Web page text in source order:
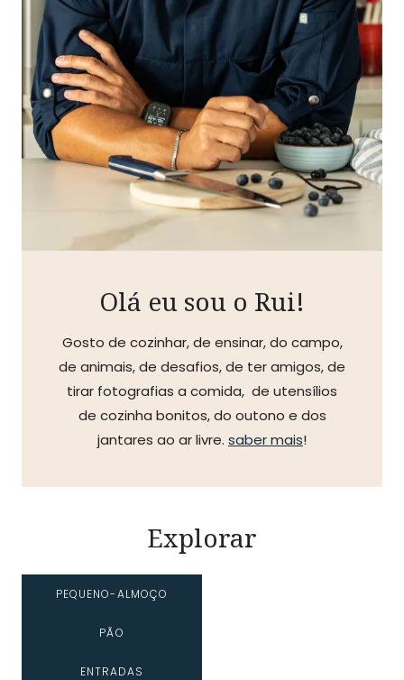
Olá eu sou o Rui!
Gosto de cozinhar, de ensinar, do campo,
de animais, de desafios, de ter amigos, de
tirar fotografias a comida, de utensílios
de cozinha bonitos, do outono e dos
jantares ao ar livre. saber mais!
Explorar
PEQUENO-ALMOÇO
PÃO
ENTRADAS